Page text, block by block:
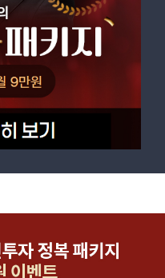
하우를 바탕으로 신뢰할
되어드리겠습니다.
윙-우량